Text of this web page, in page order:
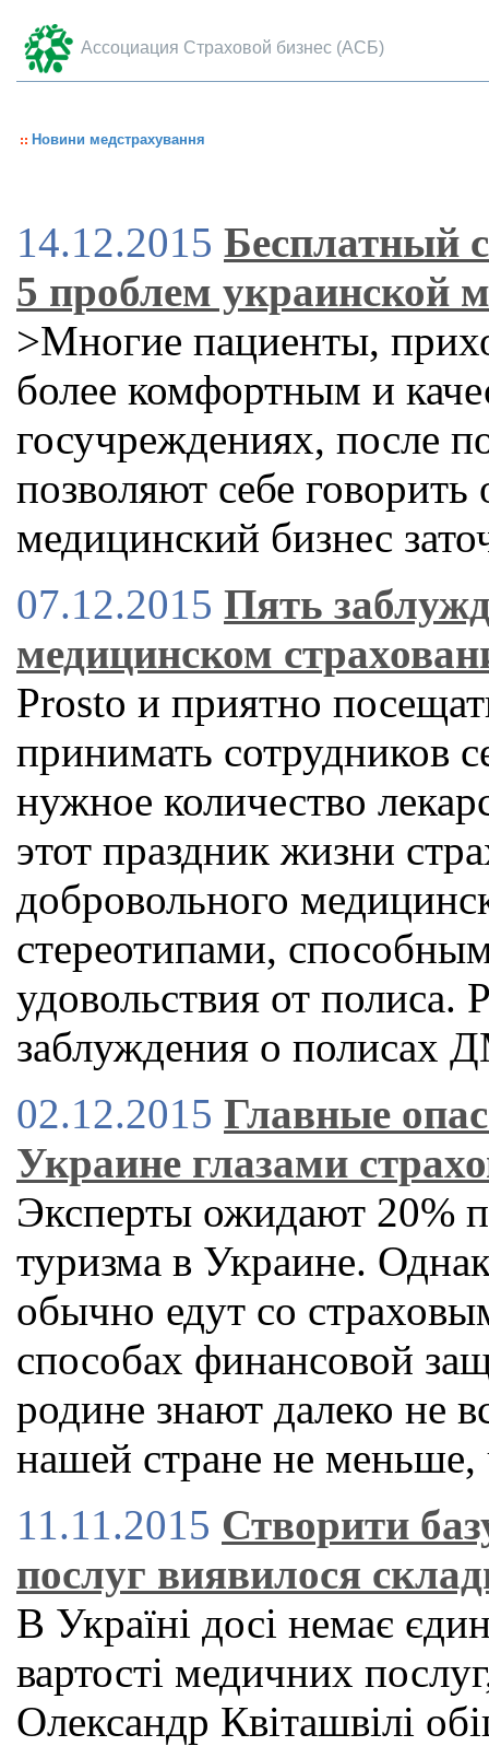
Ассоциация Страховой бизнес (АСБ)
Новини медстрахування
14.12.2015 Бесплатный
5 проблем украинской
>Многие пациенты,
более комфортным и
госучреждениях, после
позволяют себе
медицинский бизнес
07.12.2015 Пять
медицинском
Prosto и приятно
принимать сотрудников
нужное количество
этот праздник жизни
добровольного
стереотипами,
удовольствия от полиса.
заблуждения о полисах
02.12.2015 Главные
Украине глазами
Эксперты ожидают 20%
туризма в Украине.
обычно едут со
способах финансовой
родине знают далеко не
нашей стране не меньше,
11.11.2015 Створити
послуг виявилося
В Україні досі немає
вартості медичних
Олександр Квіташвілі